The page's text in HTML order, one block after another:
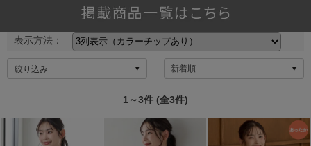
表示方法：
絞り込み
1～3件 (全3件)